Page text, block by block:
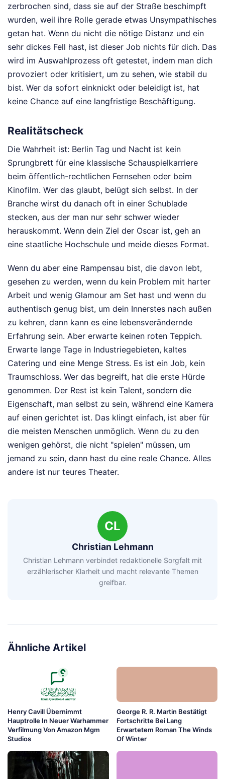
zerbrochen sind, dass sie auf der Straße beschimpft
wurden, weil ihre Rolle gerade etwas Unsympathisches
getan hat. Wenn du nicht die nötige Distanz und ein
sehr dickes Fell hast, ist dieser Job nichts für dich. Das
wird im Auswahlprozess oft getestet, indem man dich
provoziert oder kritisiert, um zu sehen, wie stabil du
bist. Wer da sofort einknickt oder beleidigt ist, hat
keine Chance auf eine langfristige Beschäftigung.
Realitätscheck
Die Wahrheit ist: Berlin Tag und Nacht ist kein
Sprungbrett für eine klassische Schauspielkarriere
beim öffentlich-rechtlichen Fernsehen oder beim
Kinofilm. Wer das glaubt, belügt sich selbst. In der
Branche wirst du danach oft in einer Schublade
stecken, aus der man nur sehr schwer wieder
herauskommt. Wenn dein Ziel der Oscar ist, geh an
eine staatliche Hochschule und meide dieses Format.
Wenn du aber eine Rampensau bist, die davon lebt,
gesehen zu werden, wenn du kein Problem mit harter
Arbeit und wenig Glamour am Set hast und wenn du
authentisch genug bist, um dein Innerstes nach außen
zu kehren, dann kann es eine lebensverändernde
Erfahrung sein. Aber erwarte keinen roten Teppich.
Erwarte lange Tage in Industriegebieten, kaltes
Catering und eine Menge Stress. Es ist ein Job, kein
Traumschloss. Wer das begreift, hat die erste Hürde
genommen. Der Rest ist kein Talent, sondern die
Eigenschaft, man selbst zu sein, während eine Kamera
auf einen gerichtet ist. Das klingt einfach, ist aber für
die meisten Menschen unmöglich. Wenn du zu den
wenigen gehörst, die nicht "spielen" müssen, um
jemand zu sein, dann hast du eine reale Chance. Alles
andere ist nur teures Theater.
CL
Christian Lehmann
Christian Lehmann verbindet redaktionelle Sorgfalt mit
erzählerischer Klarheit und macht relevante Themen
greifbar.
Ähnliche Artikel
Henry Cavill Übernimmt
Hauptrolle In Neuer Warhammer
Verfilmung Von Amazon Mgm
Studios
George R. R. Martin Bestätigt
Fortschritte Bei Lang
Erwartetem Roman The Winds
Of Winter